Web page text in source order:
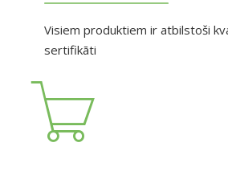
Visiem produktiem ir atbilstoši
sertifikāti